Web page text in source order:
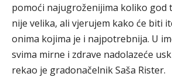
pomoći najugroženijima koliko god
nije velika, ali vjerujem kako će biti
onima kojima je i najpotrebnija. U
svima mirne i zdrave nadolazeće
rekao je gradonačelnik Saša Rister.